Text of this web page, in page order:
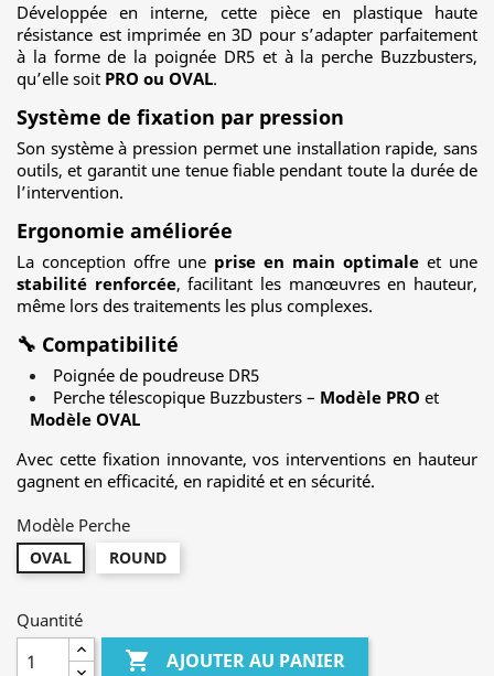
Développée en interne, cette pièce en plastique haute
résistance est imprimée en 3D pour s’adapter parfaitement
à la forme de la poignée DR5 et à la perche Buzzbusters,
qu’elle soit PRO ou OVAL.
Système de fixation par pression
Son système à pression permet une installation rapide, sans
outils, et garantit une tenue fiable pendant toute la durée de
l’intervention.
Ergonomie améliorée
La conception offre une prise en main optimale et une
stabilité renforcée, facilitant les manœuvres en hauteur,
même lors des traitements les plus complexes.
🔧 Compatibilité
Poignée de poudreuse DR5
Perche télescopique Buzzbusters – Modèle PRO et
Modèle OVAL
Avec cette fixation innovante, vos interventions en hauteur
gagnent en efficacité, en rapidité et en sécurité.
Modèle Perche
OVAL ROUND
Quantité
 AJOUTER AU PANIER